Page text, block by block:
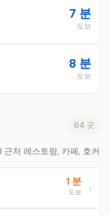
7 분
도보
8 분
도보
64 곳
처 레스토랑, 카페, 호커
1 분
도보